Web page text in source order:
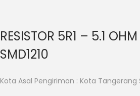
RESISTOR 5R1 – 5.1
SMD1210
Kota Asal Pengiriman : Kota Tangerang